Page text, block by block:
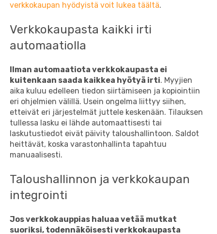
verkkokaupan hyödyistä voit lukea täältä.
Verkkokaupasta kaikki irti
automaatiolla
Ilman automaatiota verkkokaupasta ei
kuitenkaan saada kaikkea hyötyä irti. Myyjien
aika kuluu edelleen tiedon siirtämiseen ja kopiointiin
eri ohjelmien välillä. Usein ongelma liittyy siihen,
etteivät eri järjestelmät juttele keskenään. Tilauksen
tullessa lasku ei lähde automaattisesti tai
laskutustiedot eivät päivity taloushallintoon. Saldot
heittävät, koska varastonhallinta tapahtuu
manuaalisesti.
Taloushallinnon ja verkkokaupan
integrointi
Jos verkkokauppias haluaa vetää mutkat
suoriksi, todennäköisesti verkkokaupasta